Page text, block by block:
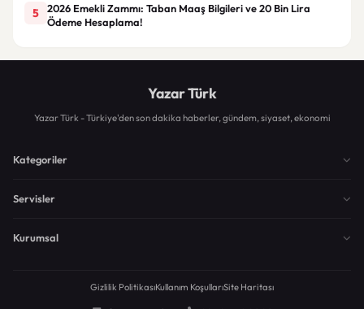
5
2026 Emekli Zammı: Taban Maaş Bilgileri ve 20 Bin Lira
Ödeme Hesaplama!
Yazar Türk
Yazar Türk - Türkiye'den son dakika haberler, gündem, siyaset, ekonomi
Kategoriler
Servisler
Kurumsal
Gizlilik PolitikasıKullanım KoşullarıSite Haritası